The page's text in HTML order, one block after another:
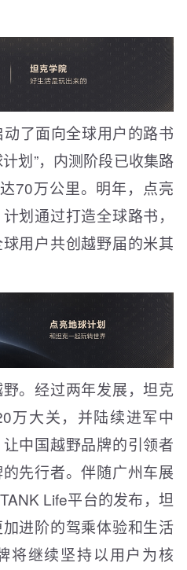
了面向全球用户的路书
划”，内测阶段已收集路
70万公里。明年，点亮
划通过打造全球路书，
用户共创越野届的米其
。经过两年发展，坦克
万大关，并陆续进军中
中国越野品牌的引领者
先行者。伴随广州车展
Life平台的发布，坦
进阶的驾乘体验和生活
将继续坚持以用户为核